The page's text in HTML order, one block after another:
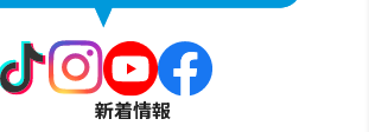
新着情報